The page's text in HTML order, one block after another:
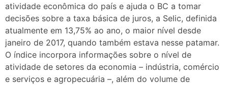
atividade econômica do país e ajuda o BC a tomar
decisões sobre a taxa básica de juros, a Selic, definida
atualmente em 13,75% ao ano, o maior nível desde
janeiro de 2017, quando também estava nesse patamar.
O índice incorpora informações sobre o nível de
atividade de setores da economia – indústria, comércio
e serviços e agropecuária –, além do volume de